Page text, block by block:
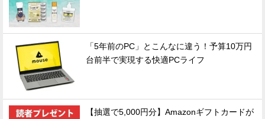
「5年前のPC」とこんなに違う！予算10万円
台前半で実現する快適PCライフ
【抽選で5,000円分】Amazonギフトカードが